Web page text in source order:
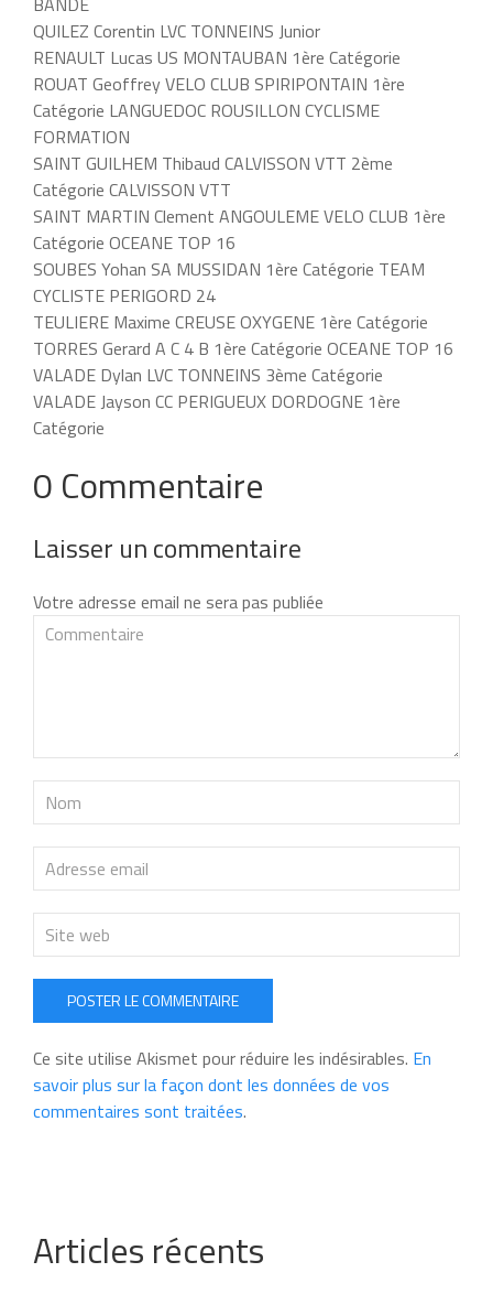
QUILEZ Corentin LVC TONNEINS Junior
RENAULT Lucas US MONTAUBAN 1ère Catégorie
ROUAT Geoffrey VELO CLUB SPIRIPONTAIN 1ère
Catégorie LANGUEDOC ROUSILLON CYCLISME
FORMATION
SAINT GUILHEM Thibaud CALVISSON VTT 2ème
Catégorie CALVISSON VTT
SAINT MARTIN Clement ANGOULEME VELO CLUB 1ère
Catégorie OCEANE TOP 16
SOUBES Yohan SA MUSSIDAN 1ère Catégorie TEAM
CYCLISTE PERIGORD 24
TEULIERE Maxime CREUSE OXYGENE 1ère Catégorie
TORRES Gerard A C 4 B 1ère Catégorie OCEANE TOP 16
VALADE Dylan LVC TONNEINS 3ème Catégorie
VALADE Jayson CC PERIGUEUX DORDOGNE 1ère
Catégorie
0 Commentaire
Laisser un commentaire
Votre adresse email ne sera pas publiée
POSTER LE COMMENTAIRE
Ce site utilise Akismet pour réduire les indésirables. En
savoir plus sur la façon dont les données de vos
commentaires sont traitées.
Articles récents